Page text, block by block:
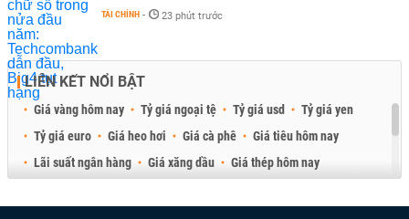
TÀI CHÍNH - 23 phút trước
LIÊN KẾT NỔI BẬT
Giá vàng hôm nay Tỷ giá ngoại tệ Tỷ giá usd
Tỷ giá yen
Tỷ giá euro
Giá heo hơi Giá cà phê
Giá tiêu hôm nay
Lãi suất ngân hàng
Giá xăng dầu
Giá thép hôm nay